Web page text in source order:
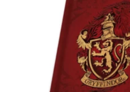
ancien